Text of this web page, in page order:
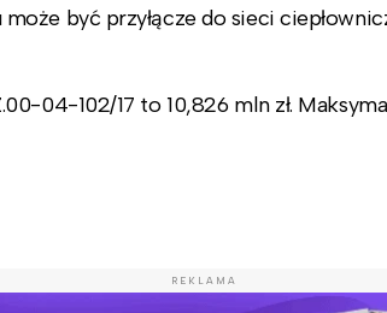
być przyłącze do sieci
04-102/17 to 10,826 mln zł.
REKLAMA